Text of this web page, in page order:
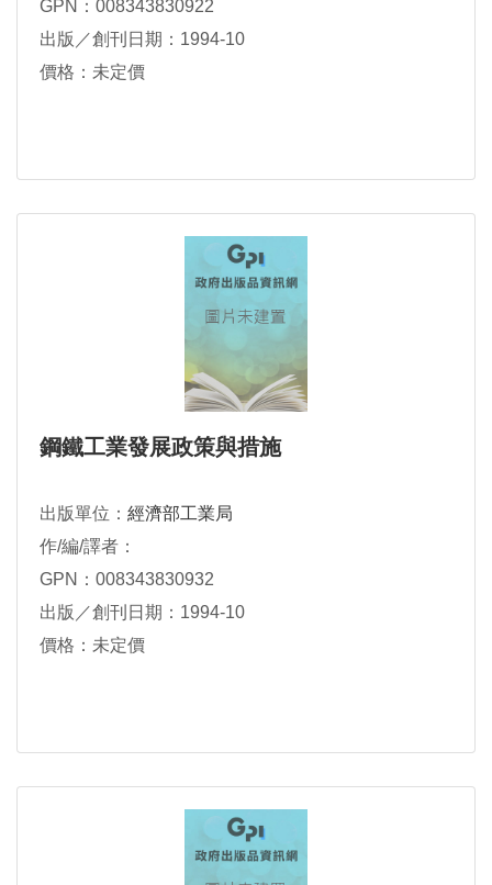
GPN：008343830922
出版／創刊日期：1994-10
價格：未定價
鋼鐵工業發展政策與措施
出版單位： 經濟部工業局
作/編/譯者：
GPN：008343830932
出版／創刊日期：1994-10
價格：未定價